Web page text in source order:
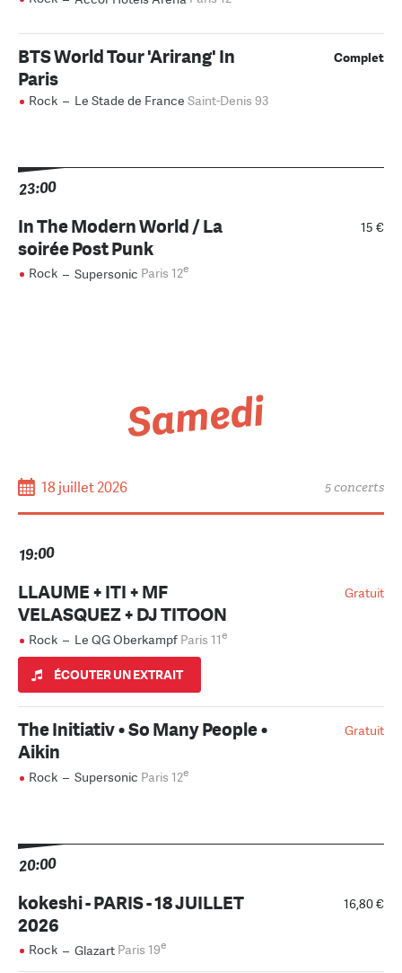
Complet
BTS World Tour 'Arirang' In
Paris
Rock – Le Stade de France Saint-Denis 93
23:00
15 €
In The Modern World / La
soirée Post Punk
Rock – Supersonic Paris 12e
Samedi
18 juillet 2026 5 concerts
19:00
Gratuit
LLAUME + ITI + MF
VELASQUEZ + DJ TITOON
Rock – Le QG Oberkampf Paris 11e
ÉCOUTER UN EXTRAIT
Gratuit
The Initiativ • So Many People •
Aikin
Rock – Supersonic Paris 12e
20:00
16,80 €
kokeshi - PARIS - 18 JUILLET
2026
Rock – Glazart Paris 19e